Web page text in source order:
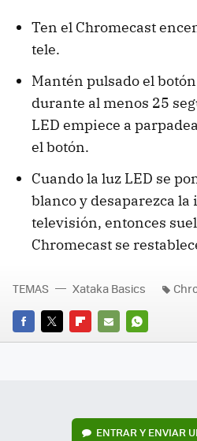
Ten el Chromecast
tele.
Mantén pulsado el
durante al menos 25
LED empiece a
el botón.
Cuando la luz LED se
blanco y desaparezca la
televisión, entonces
Chromecast se
FACEBOOK
TWITTERFLIPBOARD
E-
WHATSAPP
TEMAS Xataka Basics
ENTRAR Y ENVIAR